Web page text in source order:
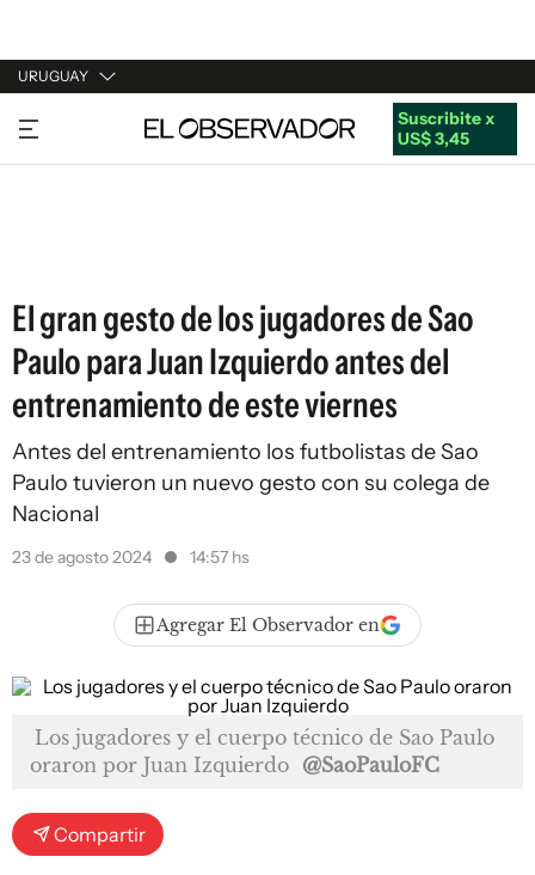
URUGUAY
URUGUAY
ARGENTINA
Suscribite x
US$ 3,45
El gran gesto de los jugadores de Sao
Paulo para Juan Izquierdo antes del
entrenamiento de este viernes
Antes del entrenamiento los futbolistas de Sao
Paulo tuvieron un nuevo gesto con su colega de
Nacional
23 de agosto 2024 14:57 hs
Agregar El Observador en
Los jugadores y el cuerpo técnico de Sao Paulo
oraron por Juan Izquierdo @SaoPauloFC
Compartir